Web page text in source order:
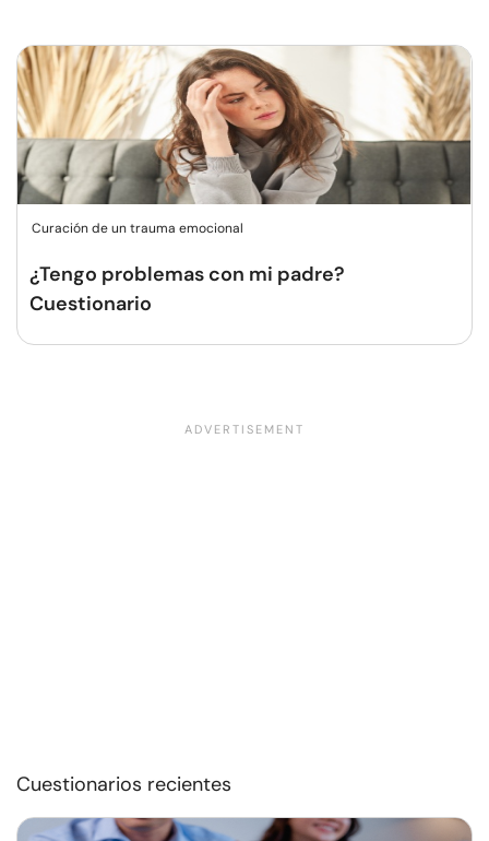
Curación de un trauma emocional
¿Tengo problemas con mi padre?
Cuestionario
Cuestionarios recientes